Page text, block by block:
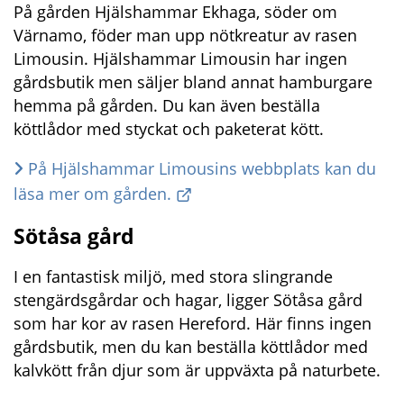
På gården Hjälshammar Ekhaga, söder om
Värnamo, föder man upp nötkreatur av rasen
Limousin. Hjälshammar Limousin har ingen
gårdsbutik men säljer bland annat hamburgare
hemma på gården. Du kan även beställa
köttlådor med styckat och paketerat kött.
På Hjälshammar Limousins webbplats kan du
läsa mer om gården.
Sötåsa gård
I en fantastisk miljö, med stora slingrande
stengärdsgårdar och hagar, ligger Sötåsa gård
som har kor av rasen Hereford. Här finns ingen
gårdsbutik, men du kan beställa köttlådor med
kalvkött från djur som är uppväxta på naturbete.